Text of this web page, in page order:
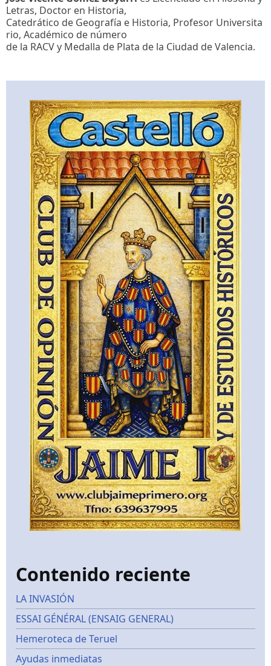
Letras, Doctor en Historia,
Catedrático de Geografía e Historia, Profesor Universita
rio, Académico de número
de la RACV y Medalla de Plata de la Ciudad de Valencia.
Contenido reciente
LA INVASIÓN
ESSAI GÉNÉRAL (ENSAIG GENERAL)
Hemeroteca de Teruel
Ayudas inmediatas